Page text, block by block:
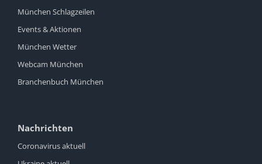
München Schlagzeilen
Events & Aktionen
München Wetter
Webcam München
Branchenbuch München
Nachrichten
Coronavirus aktuell